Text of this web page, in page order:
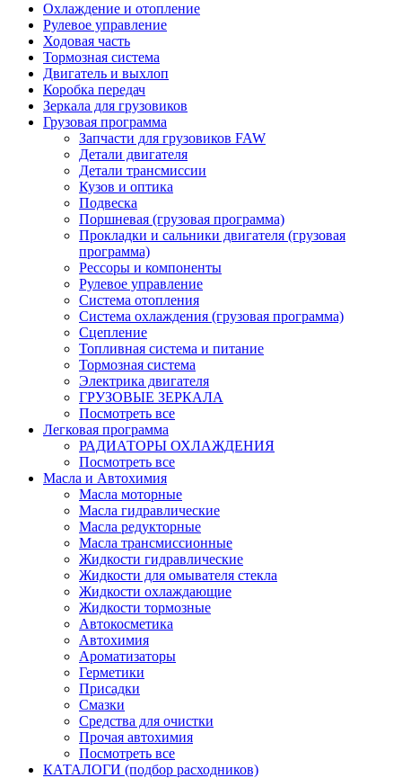
Охлаждение и отопление
Рулевое управление
Ходовая часть
Тормозная система
Двигатель и выхлоп
Коробка передач
Зеркала для грузовиков
Грузовая программа
Запчасти для грузовиков FAW
Детали двигателя
Детали трансмиссии
Кузов и оптика
Подвеска
Поршневая (грузовая программа)
Прокладки и сальники двигателя (грузовая
программа)
Рессоры и компоненты
Рулевое управление
Система отопления
Система охлаждения (грузовая программа)
Сцепление
Топливная система и питание
Тормозная система
Электрика двигателя
ГРУЗОВЫЕ ЗЕРКАЛА
Посмотреть все
Легковая программа
РАДИАТОРЫ ОХЛАЖДЕНИЯ
Посмотреть все
Масла и Автохимия
Масла моторные
Масла гидравлические
Масла редукторные
Масла трансмиссионные
Жидкости гидравлические
Жидкости для омывателя стекла
Жидкости охлаждающие
Жидкости тормозные
Автокосметика
Автохимия
Ароматизаторы
Герметики
Присадки
Смазки
Средства для очистки
Прочая автохимия
Посмотреть все
КАТАЛОГИ (подбор расходников)